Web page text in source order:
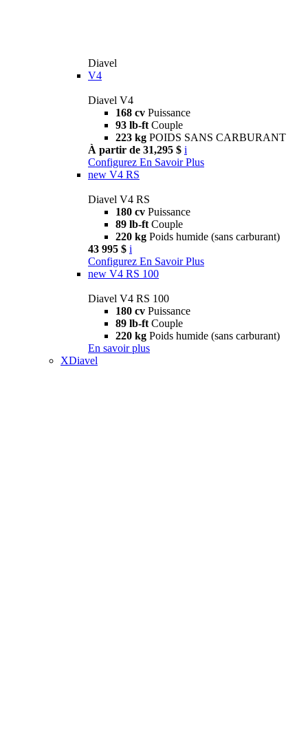
Diavel
V4
Diavel V4
168 cv Puissance
93 lb-ft Couple
223 kg POIDS SANS CARBURANT
À partir de 31,295 $ i
Configurez En Savoir Plus
new V4 RS
Diavel V4 RS
180 cv Puissance
89 lb-ft Couple
220 kg Poids humide (sans carburant)
43 995 $ i
Configurez En Savoir Plus
new V4 RS 100
Diavel V4 RS 100
180 cv Puissance
89 lb-ft Couple
220 kg Poids humide (sans carburant)
En savoir plus
XDiavel